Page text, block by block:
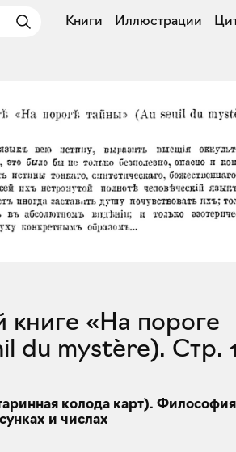
Книги Иллюстрации
du mystère). Стр.
колода карт). Философия
и числах